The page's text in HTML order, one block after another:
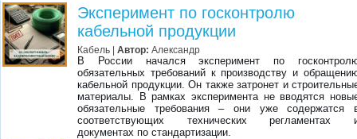
Эксперимент по госконтролю
кабельной продукции
Кабель |Автор: Александр
В России начался эксперимент по
обязательных требований к производству и
кабельной продукции. Он также затронет и
материалы. В рамках эксперимента не вводятся
обязательные требования – они уже содержатся
соответствующих технических регламентах
документах по стандартизации.